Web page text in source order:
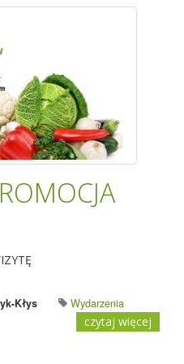
Kłys
Wydarzenia
czytaj więcej